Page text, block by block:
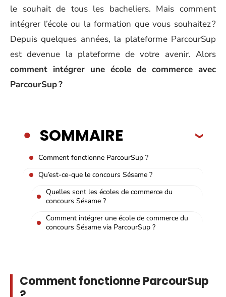
le souhait de tous les bacheliers. Mais comment
intégrer l’école ou la formation que vous souhaitez ?
Depuis quelques années, la plateforme ParcourSup
est devenue la plateforme de votre avenir. Alors
comment intégrer une école de commerce avec
ParcourSup ?
SOMMAIRE
Comment fonctionne ParcourSup ?
Qu’est-ce-que le concours Sésame ?
Quelles sont les écoles de commerce du
concours Sésame ?
Comment intégrer une école de commerce du
concours Sésame via ParcourSup ?
Comment fonctionne ParcourSup